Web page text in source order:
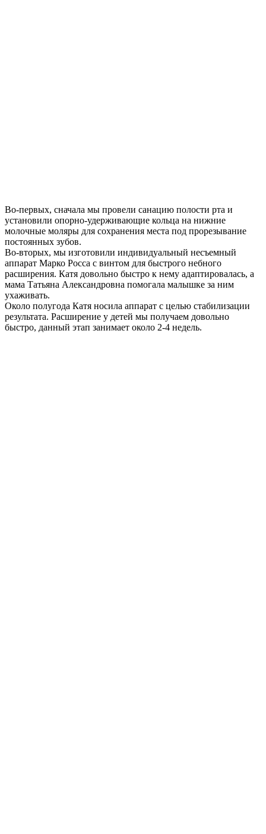
Во-первых, сначала мы провели санацию полости рта и
установили опорно-удерживающие кольца на нижние
молочные моляры для сохранения места под прорезывание
постоянных зубов.
Во-вторых, мы изготовили индивидуальный несъемный
аппарат Марко Росса с винтом для быстрого небного
расширения. Катя довольно быстро к нему адаптировалась, а
мама Татьяна Александровна помогала малышке за ним
ухаживать.
Около полугода Катя носила аппарат с целью стабилизации
результата. Расширение у детей мы получаем довольно
быстро, данный этап занимает около 2-4 недель.